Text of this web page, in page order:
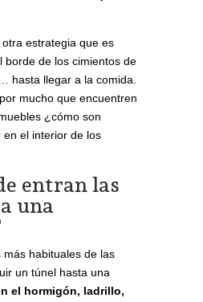
estrategia que es
borde de los cimientos de
hasta llegar a la comida.
mucho que encuentren
¿cómo son
el interior de los
entran las
una
más habituales de las
un túnel hasta una
el hormigón, ladrillo,